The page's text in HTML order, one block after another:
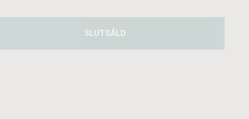
SLUTSÅLD